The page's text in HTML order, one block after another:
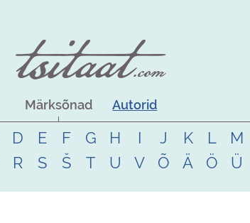
Märksõnad Autorid
D E F G H I J K L
M
R S Š T U V Õ Ä Ö Ü